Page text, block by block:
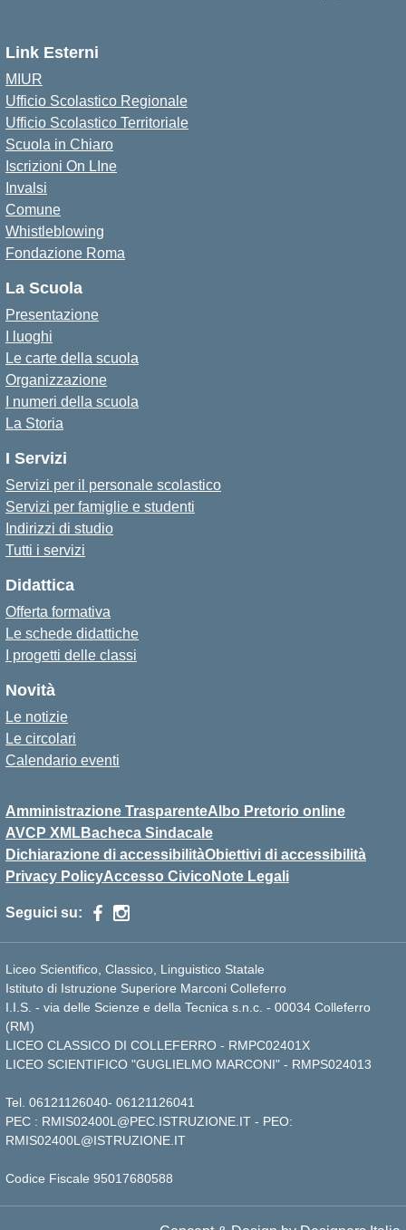
Link Esterni
MIUR
Ufficio Scolastico Regionale
Ufficio Scolastico Territoriale
Scuola in Chiaro
Iscrizioni On LIne
Invalsi
Comune
Whistleblowing
Fondazione Roma
La Scuola
Presentazione
I luoghi
Le carte della scuola
Organizzazione
I numeri della scuola
La Storia
I Servizi
Servizi per il personale scolastico
Servizi per famiglie e studenti
Indirizzi di studio
Tutti i servizi
Didattica
Offerta formativa
Le schede didattiche
I progetti delle classi
Novità
Le notizie
Le circolari
Calendario eventi
Amministrazione TrasparenteAlbo Pretorio online
AVCP XMLBacheca Sindacale
Dichiarazione di accessibilitàObiettivi di accessibilità
Privacy PolicyAccesso Civico Note Legali
Seguici su:
Liceo Scientifico, Classico, Linguistico Statale
Istituto di Istruzione Superiore Marconi Colleferro
I.I.S. - via delle Scienze e della Tecnica s.n.c. - 00034 Colleferro
(RM)
LICEO CLASSICO DI COLLEFERRO - RMPC02401X
LICEO SCIENTIFICO "GUGLIELMO MARCONI" - RMPS024013
Tel. 06121126040- 06121126041
PEC : RMIS02400L@PEC.ISTRUZIONE.IT - PEO:
RMIS02400L@ISTRUZIONE.IT
Codice Fiscale 95017680588